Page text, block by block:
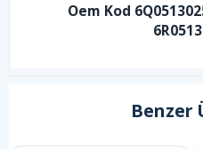
Oem Kod
Benzer